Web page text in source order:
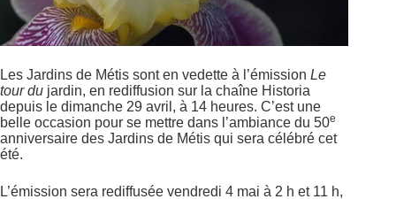
Les Jardins de Métis sont en vedette à l’émission Le
tour du jardin, en rediffusion sur la chaîne Historia
depuis le dimanche 29 avril, à 14 heures. C’est une
belle occasion pour se mettre dans l’ambiance du 50e
anniversaire des Jardins de Métis qui sera célébré cet
été.
L’émission sera rediffusée vendredi 4 mai à 2 h et 11 h,